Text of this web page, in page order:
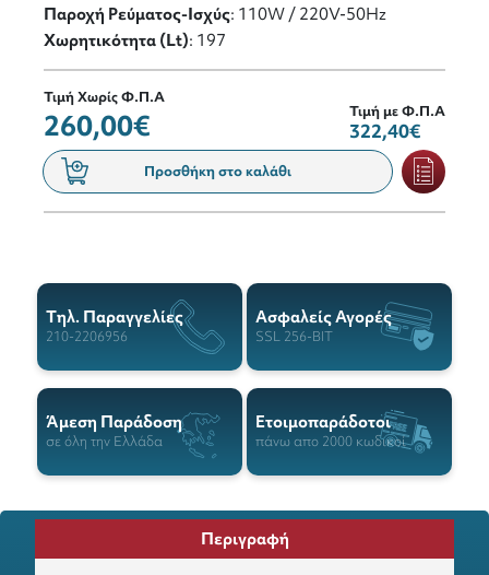
Παροχή Ρεύματος-Ισχύς: 110W / 220V-50Hz
Χωρητικότητα (Lt): 197
Τιμή Χωρίς Φ.Π.Α
260,00€ Τιμή με Φ.Π.Α
322,40€
Προσθήκη στο καλάθι
Tηλ. Παραγγελίες
210-2206956
Ασφαλείς Αγορές
SSL 256-BIT
Άμεση Παράδοση
σε όλη την Ελλάδα
Ετοιμοπαράδοτοι
πάνω απο 2000 κωδικοί
Περιγραφή